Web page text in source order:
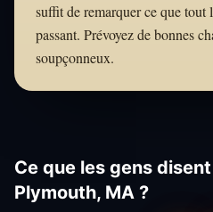
suffit de remarquer ce que tout
passant. Prévoyez de bonnes
soupçonneux.
Ce que les gens
Plymouth, MA ?